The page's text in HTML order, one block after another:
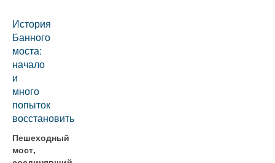
История
Банного
моста:
начало
и
много
попыток
восстановить
Пешеходный
мост,